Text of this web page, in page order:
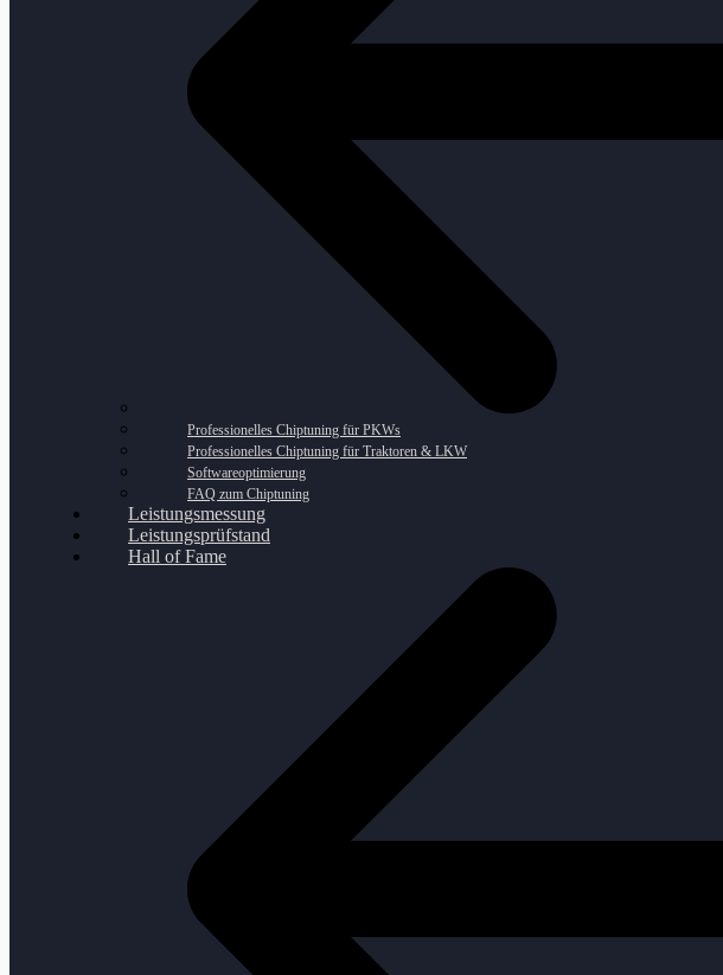
Professionelles Chiptuning für PKWs
Professionelles Chiptuning für Traktoren & LKW
Softwareoptimierung
FAQ zum Chiptuning
Leistungsmessung
Leistungsprüfstand
Hall of Fame